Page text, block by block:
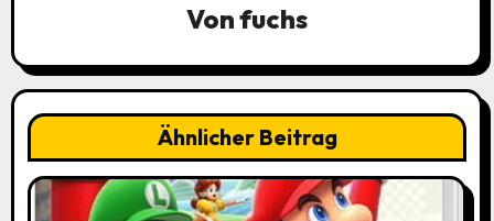
v
i
g
a
Vonfuchs
Ähnlicher Beitrag